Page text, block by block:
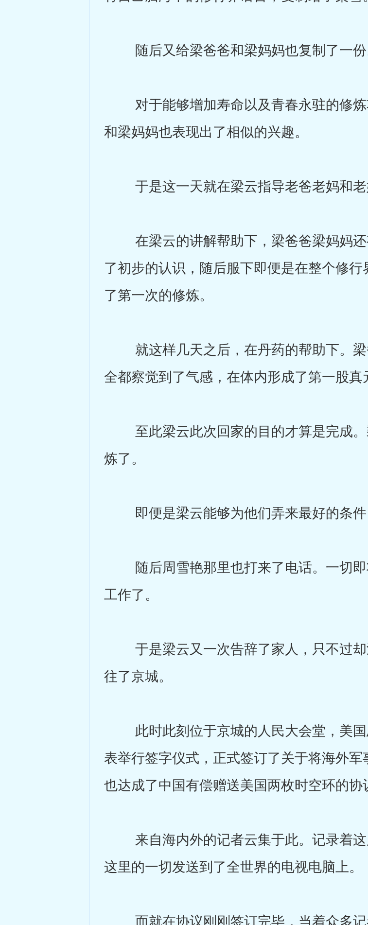
随后又给梁爸爸和梁妈妈也复制了一份
对于能够增加寿命以及青春永驻的修炼
和梁妈妈也表现出了相似的兴趣。
于是这一天就在梁云指导老爸老妈和老
在梁云的讲解帮助下，梁爸爸梁妈妈还
了初步的认识，随后服下即便是在整个修
了第一次的修炼。
就这样几天之后，在丹药的帮助下。梁
全都察觉到了气感，在体内形成了第一股真
至此梁云此次回家的目的才算是完成。
炼了。
即便是梁云能够为他们弄来最好的条件
随后周雪艳那里也打来了电话。一切即
工作了。
于是梁云又一次告辞了家人，只不过却
往了京城。
此时此刻位于京城的人民大会堂，美国
表举行签字仪式，正式签订了关于将海外
也达成了中国有偿赠送美国两枚时空环的协
来自海内外的记者云集于此。记录着这
这里的一切发送到了全世界的电视电脑上。
而就在协议刚刚签订完毕，当着众多记